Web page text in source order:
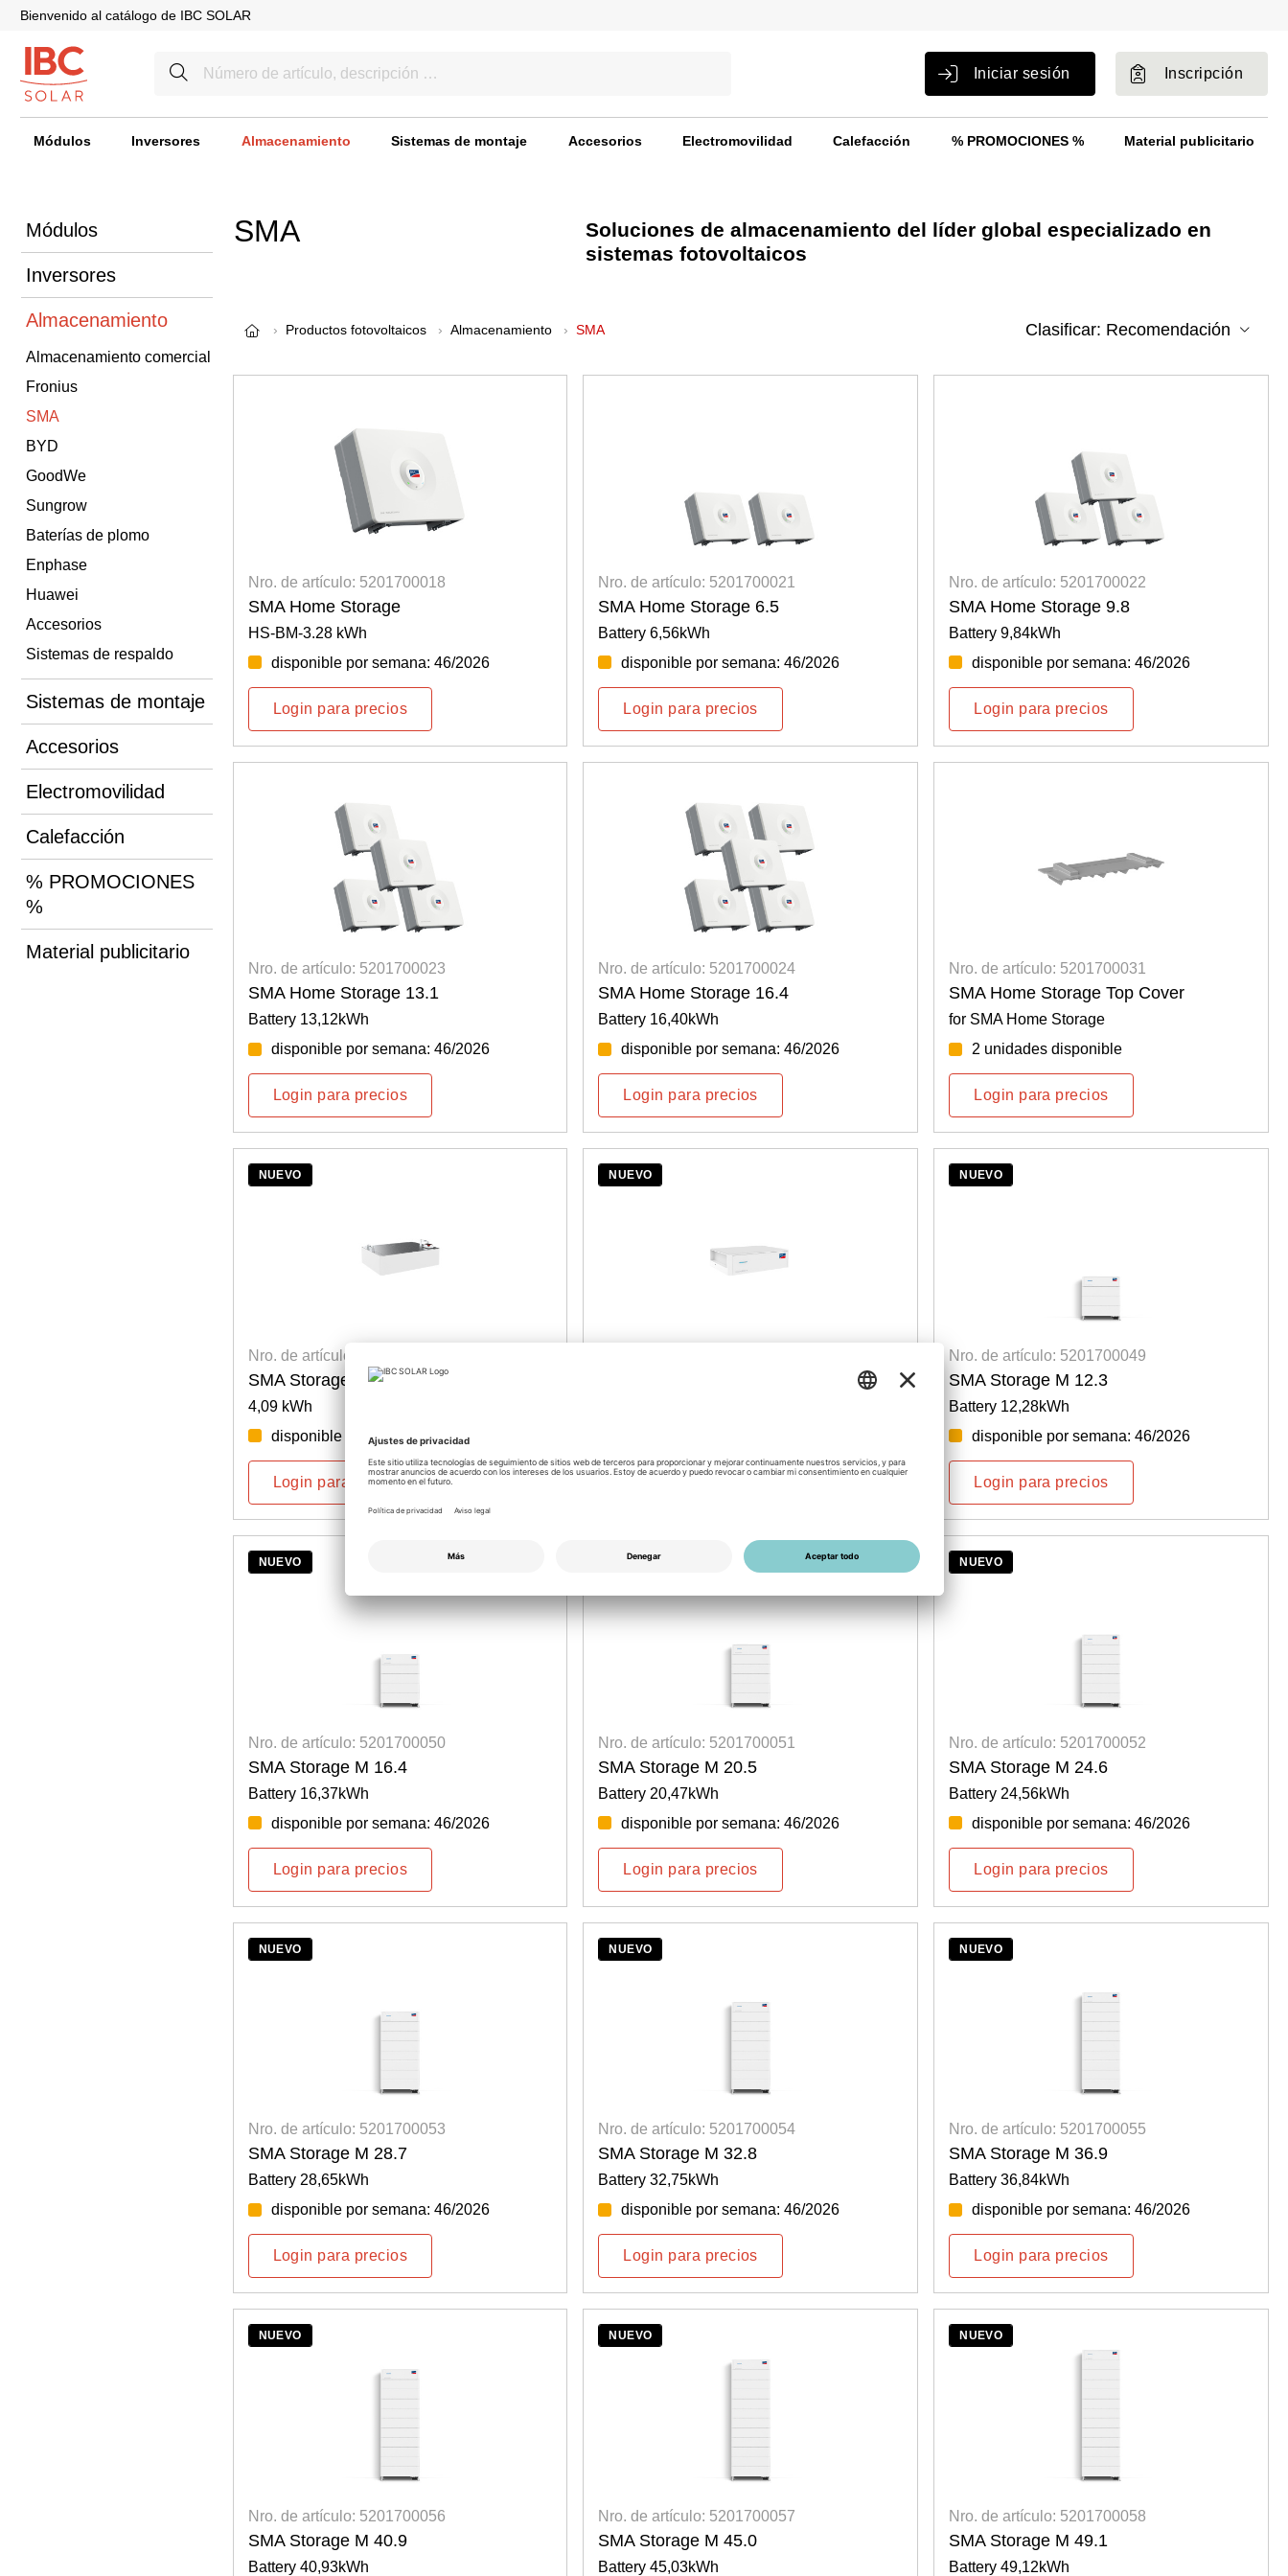
Bienvenido al catálogo de IBC SOLAR
Iniciar sesión Inscripción
Módulos Inversores Almacenamiento Sistemas de montaje Accesorios Electromovilidad Calefacción % PROMOCIONES % Material publicitario
Módulos
Inversores
Almacenamiento
Almacenamiento comercial
Fronius
SMA
BYD
GoodWe
Sungrow
Baterías de plomo
Enphase
Huawei
Accesorios
Sistemas de respaldo
Sistemas de montaje
Accesorios
Electromovilidad
Calefacción
% PROMOCIONES
%
Material publicitario
SMA
Soluciones de almacenamiento del líder global especializado en
sistemas fotovoltaicos
Productos fotovoltaicos Almacenamiento SMA
Nro. de artículo: 5201700018
SMA Home Storage
HS-BM-3.28 kWh
disponible por semana: 46/2026
Login para precios
Nro. de artículo: 5201700021
SMA Home Storage 6.5
Battery 6,56kWh
disponible por semana: 46/2026
Login para precios
Nro. de artículo: 5201700022
SMA Home Storage 9.8
Battery 9,84kWh
disponible por semana: 46/2026
Login para precios
Nro. de artículo: 5201700023
SMA Home Storage 13.1
Battery 13,12kWh
disponible por semana: 46/2026
Login para precios
Nro. de artículo: 5201700024
SMA Home Storage 16.4
Battery 16,40kWh
disponible por semana: 46/2026
Login para precios
Nro. de artículo: 5201700031
SMA Home Storage Top Cover
for SMA Home Storage
2 unidades disponible
Login para precios
NUEVO
Nro. de artículo: 5201700046
SMA Storage M Battery module
4,09 kWh
disponible por semana: 46/2026
Login para precios
NUEVO
Login para precios
NUEVO
Nro. de artículo: 5201700049
SMA Storage M 12.3
Battery 12,28kWh
disponible por semana: 46/2026
Login para precios
NUEVO
Nro. de artículo: 5201700050
SMA Storage M 16.4
Battery 16,37kWh
disponible por semana: 46/2026
Login para precios
NUEVO
Nro. de artículo: 5201700051
SMA Storage M 20.5
Battery 20,47kWh
disponible por semana: 46/2026
Login para precios
NUEVO
Nro. de artículo: 5201700052
SMA Storage M 24.6
Battery 24,56kWh
disponible por semana: 46/2026
Login para precios
NUEVO
Nro. de artículo: 5201700053
SMA Storage M 28.7
Battery 28,65kWh
disponible por semana: 46/2026
Login para precios
NUEVO
Nro. de artículo: 5201700054
SMA Storage M 32.8
Battery 32,75kWh
disponible por semana: 46/2026
Login para precios
NUEVO
Nro. de artículo: 5201700055
SMA Storage M 36.9
Battery 36,84kWh
disponible por semana: 46/2026
Login para precios
NUEVO
Nro. de artículo: 5201700056
SMA Storage M 40.9
Battery 40,93kWh
NUEVO
Nro. de artículo: 5201700057
SMA Storage M 45.0
Battery 45,03kWh
NUEVO
Nro. de artículo: 5201700058
SMA Storage M 49.1
Battery 49,12kWh